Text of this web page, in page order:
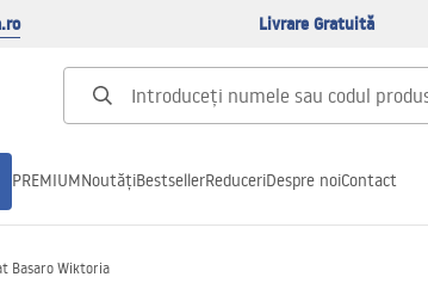
Livrare Gratuită
PREMIUMNoutățiBestsellerReduceriDespre noiContact
Basaro Wiktoria